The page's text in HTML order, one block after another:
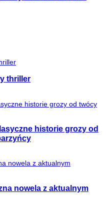
thriller
historie grozy od
nowela z aktualnym